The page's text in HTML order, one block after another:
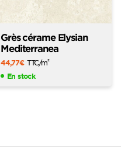
Grès cérame Elysian
Mediterranea
44,77€ TTC/m2
En stock